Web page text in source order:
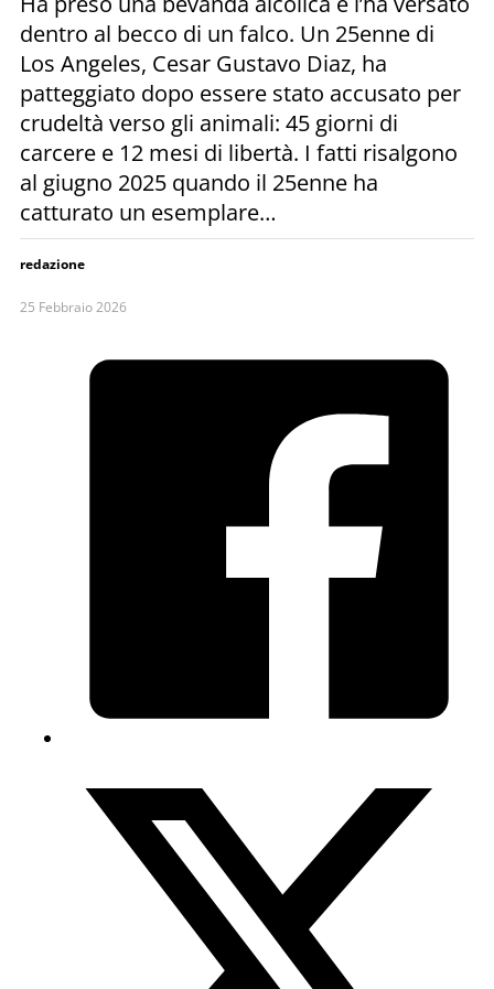
dentro al becco di un falco. Un 25enne di
Los Angeles, Cesar Gustavo Diaz, ha
patteggiato dopo essere stato accusato per
crudeltà verso gli animali: 45 giorni di
carcere e 12 mesi di libertà. I fatti risalgono
al giugno 2025 quando il 25enne ha
catturato un esemplare…
redazione
25 Febbraio 2026